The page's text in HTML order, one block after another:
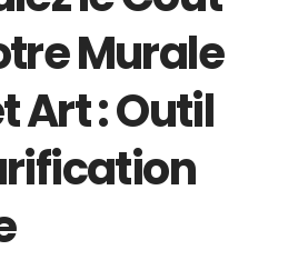
Murale
Art : Outil